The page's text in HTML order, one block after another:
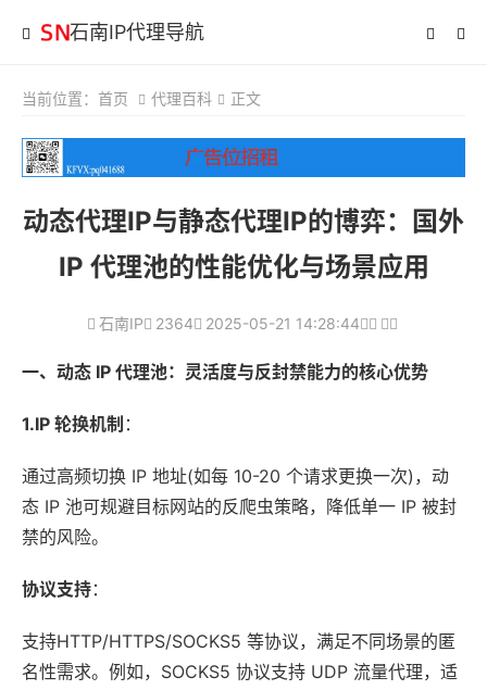
石南IP代理导航
当前位置： 首页 代理百科 正文
动态代理IP与静态代理IP的博弈：国外
IP 代理池的性能优化与场景应用
石南IP 2364 2025-05-21 14:28:44
一、动态 IP 代理池：灵活度与反封禁能力的核心优势
1.IP 轮换机制 ：
通过高频切换 IP 地址(如每 10-20 个请求更换一次)，动
态 IP 池可规避目标网站的反爬虫策略，降低单一 IP 被封
禁的风险。
协议支持：
支持HTTP/HTTPS/SOCKS5 等协议，满足不同场景的匿
名性需求。例如，SOCKS5 协议支持 UDP 流量代理，适